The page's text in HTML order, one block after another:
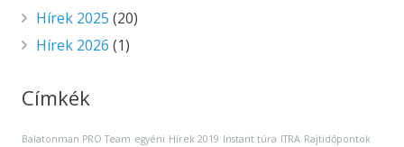
Hírek 2025 (20)
Hírek 2026 (1)
Címkék
Balatonman PRO Team egyéni Hírek 2019 Instant túra ITRA Rajtidőpontok